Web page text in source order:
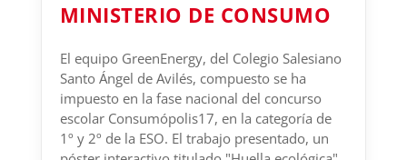
MINISTERIO DE CONSUMO
El equipo GreenEnergy, del Colegio Salesiano
Santo Ángel de Avilés, compuesto se ha
impuesto en la fase nacional del concurso
escolar Consumópolis17, en la categoría de
1º y 2º de la ESO. El trabajo presentado, un